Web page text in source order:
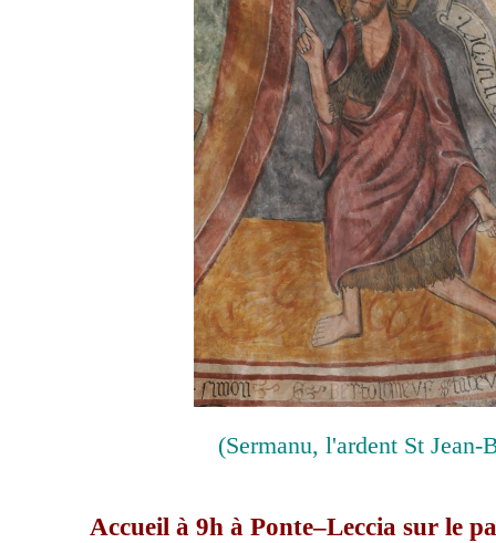
(Sermanu, l'ardent St Jean-
Accueil à 9h à Ponte–Leccia sur le